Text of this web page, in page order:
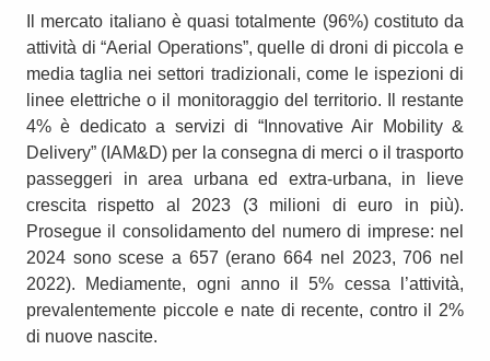
Il mercato italiano è quasi totalmente (96%) costituto da
attività di “Aerial Operations”, quelle di droni di piccola e
media taglia nei settori tradizionali, come le ispezioni di
linee elettriche o il monitoraggio del territorio. Il restante
4% è dedicato a servizi di “Innovative Air Mobility &
Delivery” (IAM&D) per la consegna di merci o il trasporto
passeggeri in area urbana ed extra-urbana, in lieve
crescita rispetto al 2023 (3 milioni di euro in più).
Prosegue il consolidamento del numero di imprese: nel
2024 sono scese a 657 (erano 664 nel 2023, 706 nel
2022). Mediamente, ogni anno il 5% cessa l’attività,
prevalentemente piccole e nate di recente, contro il 2%
di nuove nascite.